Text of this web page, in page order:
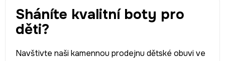
Sháníte kvalitní boty pro
děti?
Navštivte naši kamennou prodejnu dětské obuvi ve